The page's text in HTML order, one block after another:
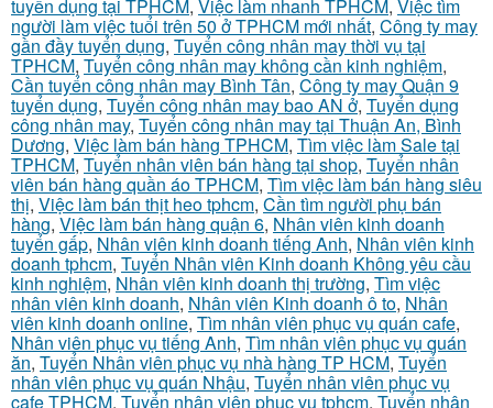
tuyển dụng tại TPHCM, Việc làm nhanh TPHCM, Việc tìm
người làm việc tuổi trên 50 ở TPHCM mới nhất, Công ty may
gần đầy tuyển dụng, Tuyển công nhân may thời vụ tại
TPHCM, Tuyển công nhân may không cần kinh nghiệm,
Cần tuyển công nhân may Bình Tân, Công ty may Quận 9
tuyển dụng, Tuyển công nhân may bao AN ở, Tuyển dụng
công nhân may, Tuyển công nhân may tại Thuận An, Bình
Dương, Việc làm bán hàng TPHCM, Tìm việc làm Sale tại
TPHCM, Tuyển nhân viên bán hàng tại shop, Tuyển nhân
viên bán hàng quần áo TPHCM, Tìm việc làm bán hàng siêu
thị, Việc làm bán thịt heo tphcm, Cần tìm người phụ bán
hàng, Việc làm bán hàng quận 6, Nhân viên kinh doanh
tuyển gấp, Nhân viên kinh doanh tiếng Anh, Nhân viên kinh
doanh tphcm, Tuyển Nhân viên Kinh doanh Không yêu cầu
kinh nghiệm, Nhân viên kinh doanh thị trường, Tìm việc
nhân viên kinh doanh, Nhân viên Kinh doanh ô to, Nhân
viên kinh doanh online, Tìm nhân viên phục vụ quán cafe,
Nhân viên phục vụ tiếng Anh, Tìm nhân viên phục vụ quán
ăn, Tuyển Nhân viên phục vụ nhà hàng TP HCM, Tuyển
nhân viên phục vụ quán Nhậu, Tuyển nhân viên phục vụ
cafe TPHCM, Tuyển nhân viên phục vụ tphcm, Tuyển nhân